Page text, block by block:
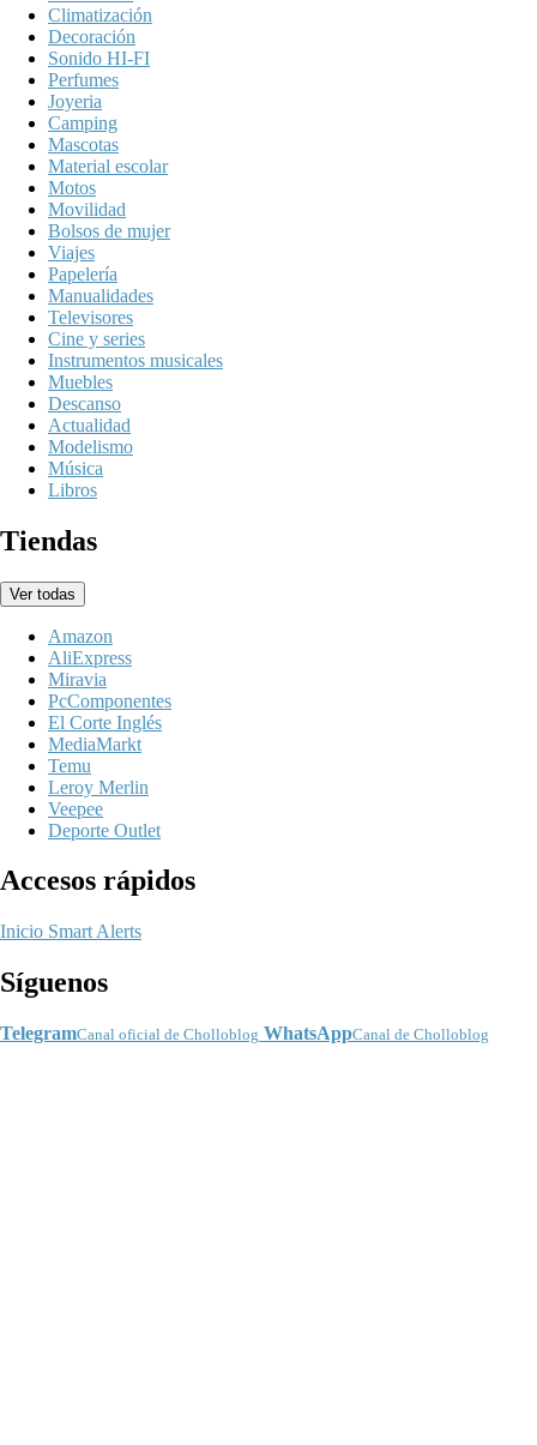
Climatización
Decoración
Sonido HI-FI
Perfumes
Joyeria
Camping
Mascotas
Material escolar
Motos
Movilidad
Bolsos de mujer
Viajes
Papelería
Manualidades
Televisores
Cine y series
Instrumentos musicales
Muebles
Descanso
Actualidad
Modelismo
Música
Libros
Tiendas
Ver todas
Amazon
AliExpress
Miravia
PcComponentes
El Corte Inglés
MediaMarkt
Temu
Leroy Merlin
Veepee
Deporte Outlet
Accesos rápidos
Inicio Smart Alerts
Síguenos
TelegramCanal oficial de Cholloblog WhatsAppCanal de Cholloblog